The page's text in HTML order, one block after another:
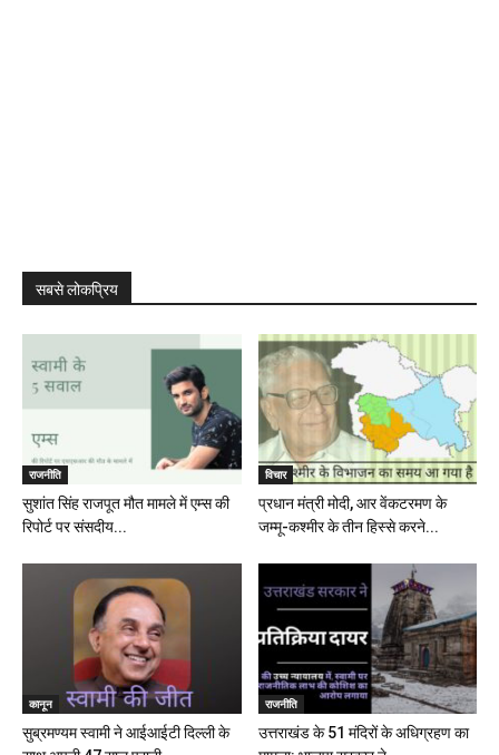
सबसे लोकप्रिय
राजनीति
सुशांत सिंह राजपूत मौत मामले में एम्स की
रिपोर्ट पर संसदीय...
विचार
प्रधान मंत्री मोदी, आर वेंकटरमण के
जम्मू-कश्मीर के तीन हिस्से करने...
कानून
सुब्रमण्यम स्वामी ने आईआईटी दिल्ली के
राजनीति
उत्तराखंड के 51 मंदिरों के अधिग्रहण का